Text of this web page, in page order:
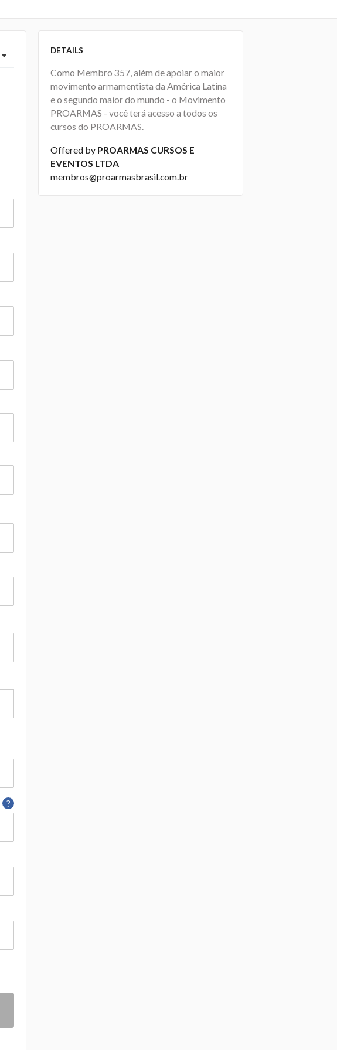
?
DETAILS
Como Membro 357, além de apoiar o maior
movimento armamentista da América Latina
e o segundo maior do mundo - o Movimento
PROARMAS - você terá acesso a todos os
cursos do PROARMAS.
Offered by PROARMAS CURSOS E
EVENTOS LTDA
membros@proarmasbrasil.com.br